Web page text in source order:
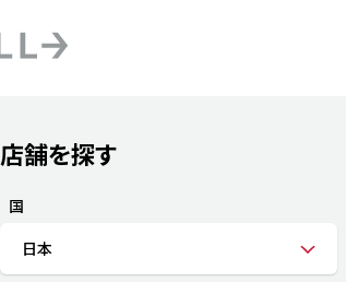
フォーメーション戦略
トリドールのサステナビリティ
店舗を探す
国
日本
Submit a search.